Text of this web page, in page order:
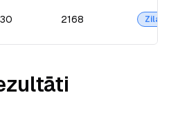
2168 Zilā